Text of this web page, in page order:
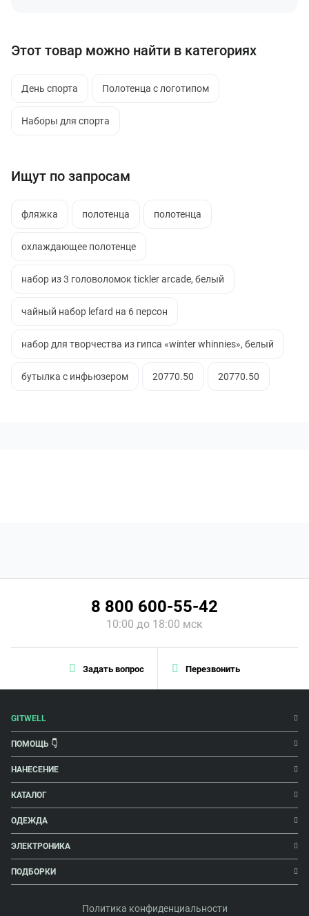
Этот товар можно найти в категориях
День спорта Полотенца с логотипом
Наборы для спорта
Ищут по запросам
фляжка полотенца полотенца
охлаждающее полотенце
набор из 3 головоломок tickler arcade, белый
чайный набор lefard на 6 персон
набор для творчества из гипса «winter whinnies», белый
бутылка с инфьюзером 20770.50 20770.50
Задать вопрос Перезвонить
8 800 600-55-42
10:00 до 18:00 мск
GITWELL
ПОМОЩЬ 👇
НАНЕСЕНИЕ
КАТАЛОГ
ОДЕЖДА
ЭЛЕКТРОНИКА
ПОДБОРКИ
Политика конфиденциальности